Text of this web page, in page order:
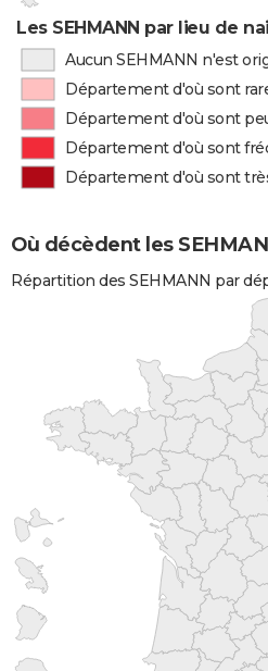
Les SEHMANN par lieu de
Aucun SEHMANN n'est
Département d'où sont
Département d'où sont
Département d'où sont
Département d'où sont
Où décèdent les
Répartition des SEHMANN par